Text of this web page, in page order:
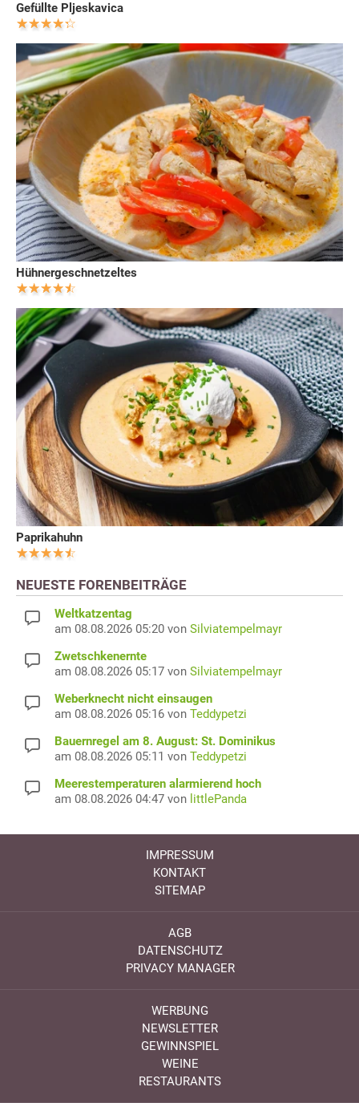
Gefüllte Pljeskavica
Hühnergeschnetzeltes
Paprikahuhn
NEUESTE FORENBEITRÄGE
Weltkatzentag
am 08.08.2026 05:20 von Silviatempelmayr
Zwetschkenernte
am 08.08.2026 05:17 von Silviatempelmayr
Weberknecht nicht einsaugen
am 08.08.2026 05:16 von Teddypetzi
Bauernregel am 8. August: St. Dominikus
am 08.08.2026 05:11 von Teddypetzi
Meerestemperaturen alarmierend hoch
am 08.08.2026 04:47 von littlePanda
IMPRESSUM
KONTAKT
SITEMAP
AGB
DATENSCHUTZ
PRIVACY MANAGER
WERBUNG
NEWSLETTER
GEWINNSPIEL
WEINE
RESTAURANTS